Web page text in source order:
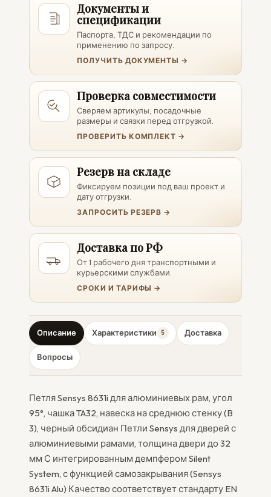
Документы и
спецификации
Паспорта, ТДС и рекомендации по
применению по запросу.
ПОЛУЧИТЬ ДОКУМЕНТЫ →
Проверка совместимости
Сверяем артикулы, посадочные
размеры и связки перед отгрузкой.
ПРОВЕРИТЬ КОМПЛЕКТ →
Резерв на складе
Фиксируем позиции под ваш проект и
дату отгрузки.
ЗАПРОСИТЬ РЕЗЕРВ →
Доставка по РФ
От 1 рабочего дня транспортными и
курьерскими службами.
СРОКИ И ТАРИФЫ →
Описание Характеристики 5 Доставка
Вопросы
Петля Sensys 8631i для алюминиевых рам, угол
95°, чашка TA32, навеска на среднюю стенку (B
3), черный обсидиан Петли Sensys для дверей с
алюминиевыми рамами, толщина двери до 32
мм С интегрированным демпфером Silent
System, с функцией самозакрывания (Sensys
8631i Alu) Качество соответствует стандарту EN